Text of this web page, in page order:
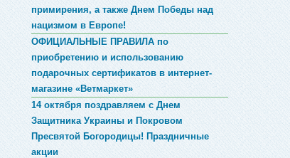
примирения, а также Днем Победы над
нацизмом в Европе!
ОФИЦИАЛЬНЫЕ ПРАВИЛА по
приобретению и использованию
подарочных сертификатов в интернет-
магазине «Ветмаркет»
14 октября поздравляем с Днем
Защитника Украины и Покровом
Пресвятой Богородицы! Праздничные
акции